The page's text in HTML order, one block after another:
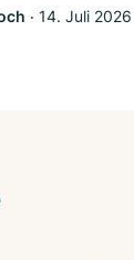
‧ 14. Juli 2026